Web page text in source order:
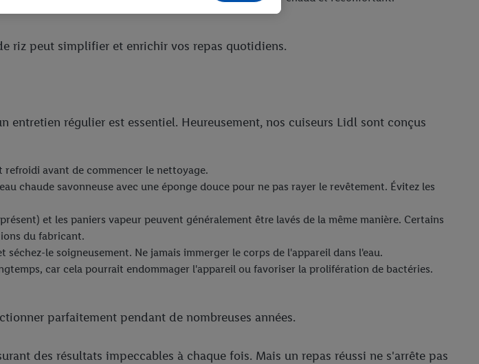
riz peut simplifier et enrichir vos repas quotidiens.
régulier est essentiel. Heureusement, nos cuiseurs Lidl sont conçus
avant de commencer le nettoyage.
chaude savonneuse avec une éponge douce pour ne pas rayer le revêtement. Évitez les
et les paniers vapeur peuvent généralement être lavés de la même manière. Certains
du fabricant.
le soigneusement. Ne jamais immerger le corps de l'appareil dans l'eau.
car cela pourrait endommager l'appareil ou favoriser la prolifération de bactéries.
parfaitement pendant de nombreuses années.
des résultats impeccables à chaque fois. Mais un repas réussi ne s'arrête pas
votre adresse e-mail hachée et, le cas échéant, d’autres
individuelles et trouver de plus amples informations sur le
l’utilisation des technologies nécessaires. En cliquant sur
protection des données .Vous trouverez les impressions ici.